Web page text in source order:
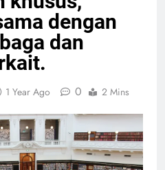
dengan
dan
1 Year Ago 0 2 Mins